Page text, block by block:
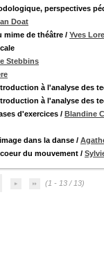
perspectives
Doat
mime de théâtre / Yves
Stebbins
à l'analyse des
à l'analyse des
d'exercices / Blandine
dans la danse /
du mouvement /
(1 - 13 / 13)